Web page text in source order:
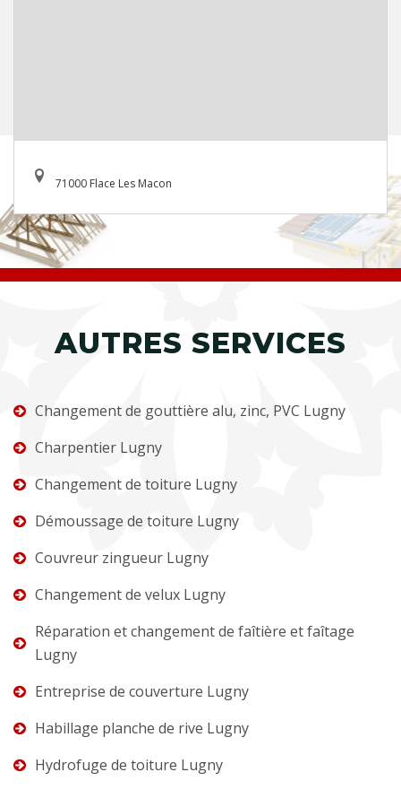
71000 Flace Les Macon
AUTRES SERVICES
Changement de gouttière alu, zinc, PVC Lugny
Charpentier Lugny
Changement de toiture Lugny
Démoussage de toiture Lugny
Couvreur zingueur Lugny
Changement de velux Lugny
Réparation et changement de faîtière et faîtage
Lugny
Entreprise de couverture Lugny
Habillage planche de rive Lugny
Hydrofuge de toiture Lugny